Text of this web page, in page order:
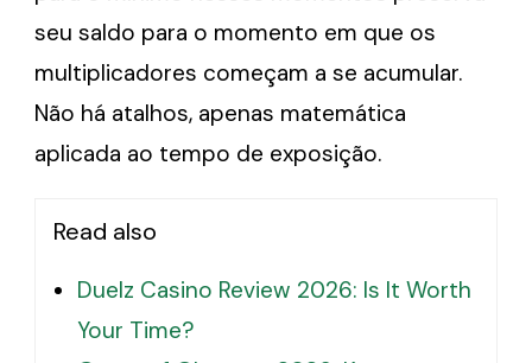
seu saldo para o momento em que os
multiplicadores começam a se acumular.
Não há atalhos, apenas matemática
aplicada ao tempo de exposição.
Read also
Duelz Casino Review 2026: Is It Worth
Your Time?